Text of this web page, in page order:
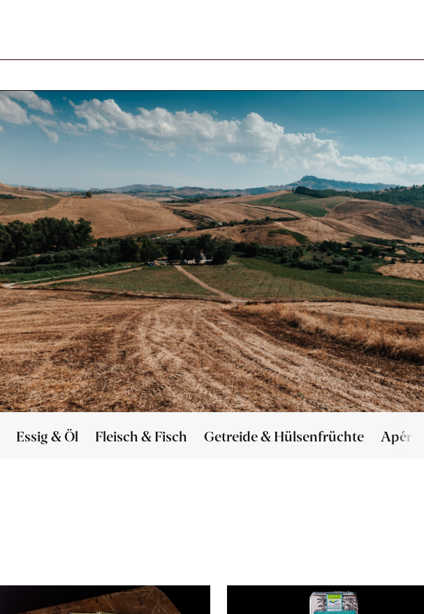
Essig & Öl Fleisch & Fisch Getreide & Hülsenfrüchte Apéro